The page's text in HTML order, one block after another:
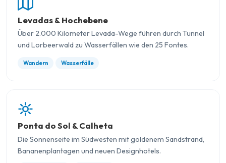
Levadas & Hochebene
Über 2.000 Kilometer Levada-Wege führen durch Tunnel
und Lorbeerwald zu Wasserfällen wie den 25 Fontes.
Wandern Wasserfälle
Ponta do Sol & Calheta
Die Sonnenseite im Südwesten mit goldenem Sandstrand,
Bananenplantagen und neuen Designhotels.